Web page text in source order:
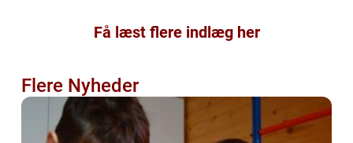
Få læst flere indlæg her
Flere Nyheder